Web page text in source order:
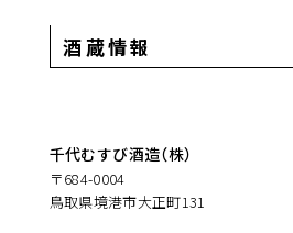
酒蔵情報
千代むすび酒造（株）
〒684-0004
鳥取県境港市大正町131